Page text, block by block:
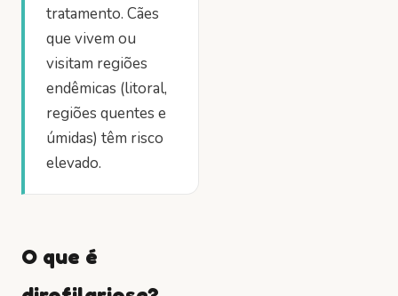
tratamento. Cães
que vivem ou
visitam regiões
endêmicas (litoral,
regiões quentes e
úmidas) têm risco
elevado.
O que é